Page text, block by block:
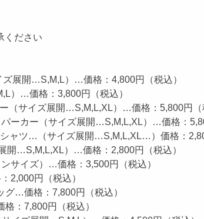
ください
展開…S,M,L）…価格：4,800円（税込）
）…価格：3,800円（税込）
（サイズ展開…S,M,L,XL）…価格：5,800円（
ーカー（サイズ展開…S,M,L,XL）…価格：
ャツ…（サイズ展開…S,M,L,XL…）価格：
開…S,M,L,XL）…価格：2,800円（税込）
サイズ）…価格：3,500円（税込）
2,000円（税込）
グ…価格：7,800円（税込）
：7,800円（税込）